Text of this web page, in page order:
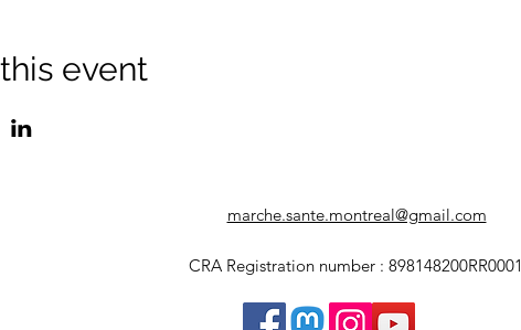
event
marche.sante.montreal@gmail.com
CRA Registration number : 898148200RR0001